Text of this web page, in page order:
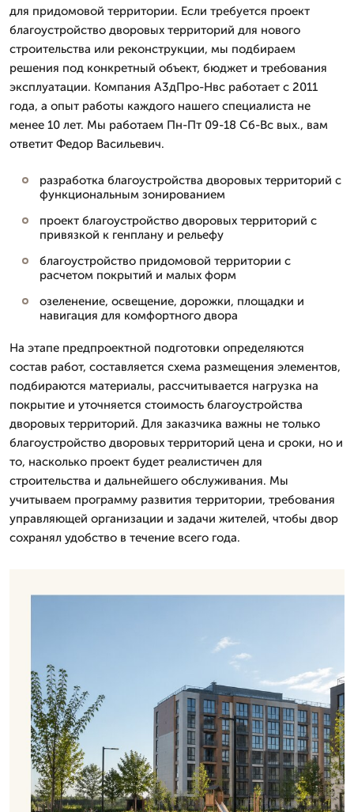
для придомовой территории. Если требуется проект
благоустройство дворовых территорий для нового
строительства или реконструкции, мы подбираем
решения под конкретный объект, бюджет и требования
эксплуатации. Компания А3дПро-Нвс работает с 2011
года, а опыт работы каждого нашего специалиста не
менее 10 лет. Мы работаем Пн-Пт 09-18 Сб-Вс вых., вам
ответит Федор Васильевич.
разработка благоустройства дворовых территорий с
функциональным зонированием
проект благоустройство дворовых территорий с
привязкой к генплану и рельефу
благоустройство придомовой территории с
расчетом покрытий и малых форм
озеленение, освещение, дорожки, площадки и
навигация для комфортного двора
На этапе предпроектной подготовки определяются
состав работ, составляется схема размещения элементов,
подбираются материалы, рассчитывается нагрузка на
покрытие и уточняется стоимость благоустройства
дворовых территорий. Для заказчика важны не только
благоустройство дворовых территорий цена и сроки, но и
то, насколько проект будет реалистичен для
строительства и дальнейшего обслуживания. Мы
учитываем программу развития территории, требования
управляющей организации и задачи жителей, чтобы двор
сохранял удобство в течение всего года.